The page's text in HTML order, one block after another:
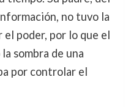
no tuvo la
poder, por lo que el
sombra de una
por controlar el